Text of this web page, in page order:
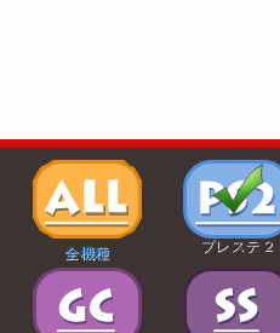
全機種 プレステ２